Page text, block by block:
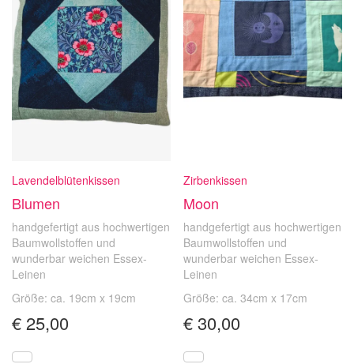
Lavendelblütenkissen
Blumen
handgefertigt aus hochwertigen
Baumwollstoffen und
wunderbar weichen Essex-
Leinen
Größe: ca. 19cm x 19cm
€25,00
Zirbenkissen
Moon
handgefertigt aus hochwertigen
Baumwollstoffen und
wunderbar weichen Essex-
Leinen
Größe: ca. 34cm x 17cm
€30,00